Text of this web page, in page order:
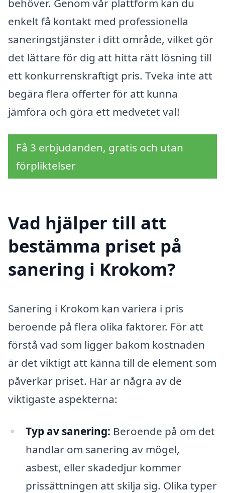
behöver. Genom vår plattform kan du
enkelt få kontakt med professionella
saneringstjänster i ditt område, vilket gör
det lättare för dig att hitta rätt lösning till
ett konkurrenskraftigt pris. Tveka inte att
begära flera offerter för att kunna
jämföra och göra ett medvetet val!
Få 3 erbjudanden, gratis och utan
förpliktelser
Vad hjälper till att
bestämma priset på
sanering i Krokom?
Sanering i Krokom kan variera i pris
beroende på flera olika faktorer. För att
förstå vad som ligger bakom kostnaden
är det viktigt att känna till de element som
påverkar priset. Här är några av de
viktigaste aspekterna:
Typ av sanering: Beroende på om det
handlar om sanering av mögel,
asbest, eller skadedjur kommer
prissättningen att skilja sig. Olika typer